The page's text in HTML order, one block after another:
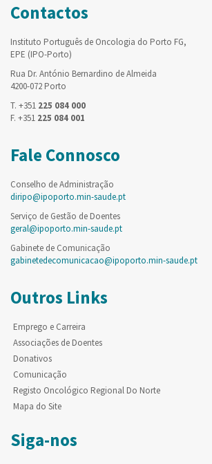
Contactos
Instituto Português de Oncologia do Porto FG,
EPE (IPO-Porto)
Rua Dr. António Bernardino de Almeida
4200-072 Porto
T. +351 225 084 000
F. +351 225 084 001
Fale Connosco
Conselho de Administração
diripo@ipoporto.min-saude.pt
Serviço de Gestão de Doentes
geral@ipoporto.min-saude.pt
Gabinete de Comunicação
gabinetedecomunicacao@ipoporto.min-saude.pt
Outros Links
Emprego e Carreira
Associações de Doentes
Donativos
Comunicação
Registo Oncológico Regional Do Norte
Mapa do Site
Siga-nos